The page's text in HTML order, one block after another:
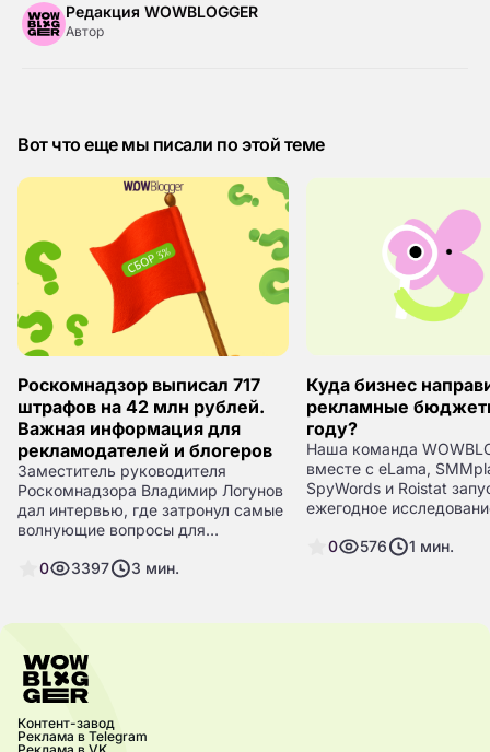
Редакция WOWBLOGGER
Автор
Вот что еще мы писали по этой теме
Роскомнадзор выписал 717
штрафов на 42 млн рублей.
Важная информация для
рекламодателей и блогеров
Заместитель руководителя
Роскомнадзора Владимир Логунов
дал интервью, где затронул самые
волнующие вопросы для
Самые важные инсайты мы
0 3397 3 мин.
Куда бизнес
рекламные
году?
Наша команда
вместе с eLama,
SpyWords и Roistat
ежегодное
собирает мнения
0 576 1 мин.
Контент-завод
Реклама в Telegram